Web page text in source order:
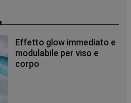
Effetto glow immediato e
modulabile per viso e
corpo